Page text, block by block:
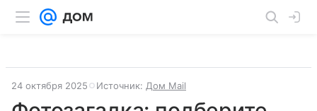
24 октября 2025 Источник: Дом Mail